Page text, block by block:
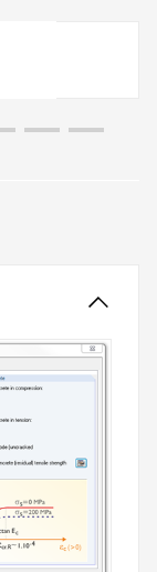
zur
力极限状态
下内力和变
设计结果与
了比较。